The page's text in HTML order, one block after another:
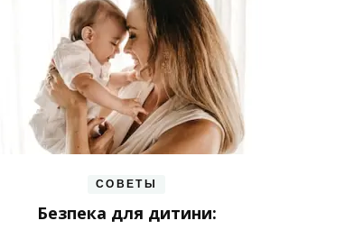
СОВЕТЫ
Безпека для дитини: